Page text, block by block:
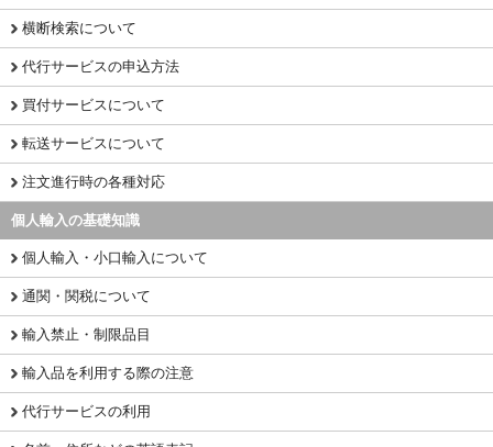
横断検索について
代行サービスの申込方法
買付サービスについて
転送サービスについて
注文進行時の各種対応
個人輸入の基礎知識
個人輸入・小口輸入について
通関・関税について
輸入禁止・制限品目
輸入品を利用する際の注意
代行サービスの利用